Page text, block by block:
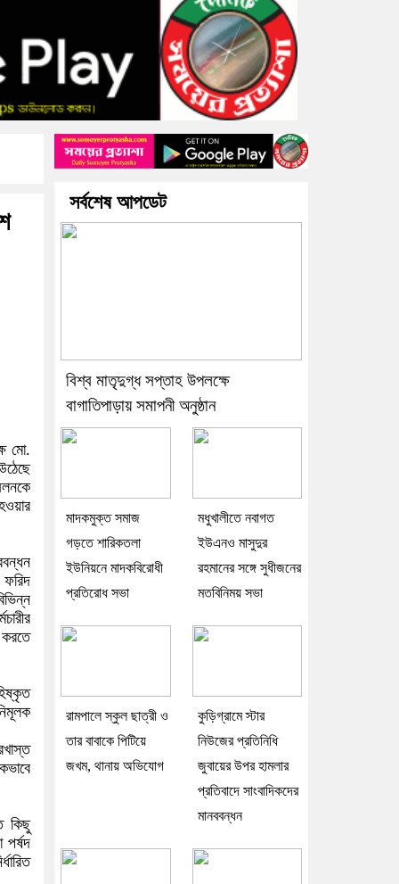
মো.
করতে
কিছু
পর্ষদ
সর্বশেষ আপডেট
বিশ্ব মাতৃদুগ্ধ সপ্তাহ উপলক্ষে
বাগাতিপাড়ায় সমাপনী অনুষ্ঠান
মাদকমুক্ত সমাজ
গড়তে শারিকতলা
ইউনিয়নে মাদকবিরোধী
প্রতিরোধ সভা
মধুখালীতে নবাগত
ইউএনও মাসুদুর
রহমানের সঙ্গে সুধীজনের
মতবিনিময় সভা
রামপালে স্কুল ছাত্রী ও
তার বাবাকে পিটিয়ে
জখম, থানায় অভিযোগ
কুড়িগ্রামে স্টার
নিউজের প্রতিনিধি
জুবায়ের উপর হামলার
প্রতিবাদে সাংবাদিকদের
মানববন্ধন